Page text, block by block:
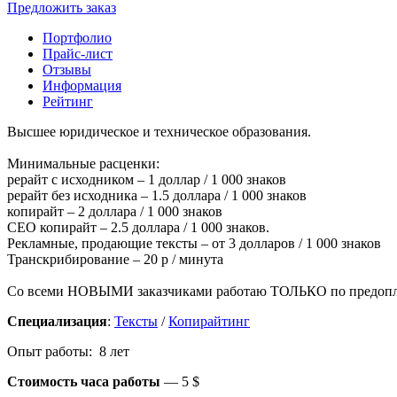
Предложить заказ
Портфолио
Прайс-лист
Отзывы
Информация
Рейтинг
Высшее юридическое и техническое образования.
Минимальные расценки:
рерайт с исходником – 1 доллар / 1 000 знаков
рерайт без исходника – 1.5 доллара / 1 000 знаков
копирайт – 2 доллара / 1 000 знаков
СЕО копирайт – 2.5 доллара / 1 000 знаков.
Рекламные, продающие тексты – от 3 долларов / 1 000 знаков
Транскрибирование – 20 р / минута
Со всеми НОВЫМИ заказчиками работаю ТОЛЬКО по
Специализация: Тексты /Копирайтинг
Опыт работы: 8 лет
Стоимость часа работы — 5 $